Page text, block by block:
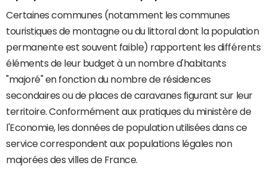
Certaines communes (notamment les communes
touristiques de montagne ou du littoral dont la population
permanente est souvent faible) rapportent les différents
éléments de leur budget à un nombre d'habitants
"majoré" en fonction du nombre de résidences
secondaires ou de places de caravanes figurant sur leur
territoire. Conformément aux pratiques du ministère de
l'Economie, les données de population utilisées dans ce
service correspondent aux populations légales non
majorées des villes de France.